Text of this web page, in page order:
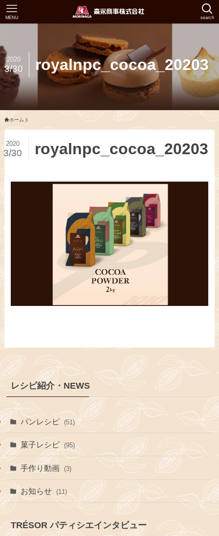
search
MENU
royalnpc_cocoa_20203
2020
3/30
ホーム
royalnpc_cocoa_20203
2020
3/30
レシピ紹介・NEWS
パンレシピ (51)
菓子レシピ (95)
手作り動画 (3)
お知らせ (11)
TRÉSOR パティシエインタビュー